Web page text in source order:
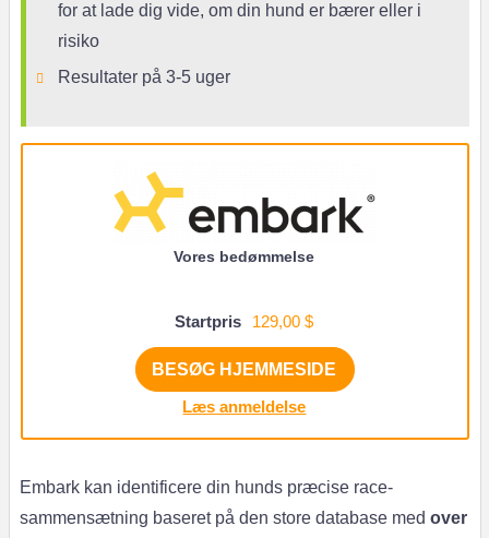
for at lade dig vide, om din hund er bærer eller i
risiko
Resultater på 3-5 uger
Startpris 129,00 $
Vores bedømmelse
BESØG HJEMMESIDE
Læs anmeldelse
Embark kan identificere din hunds præcise race-
sammensætning baseret på den store database medover